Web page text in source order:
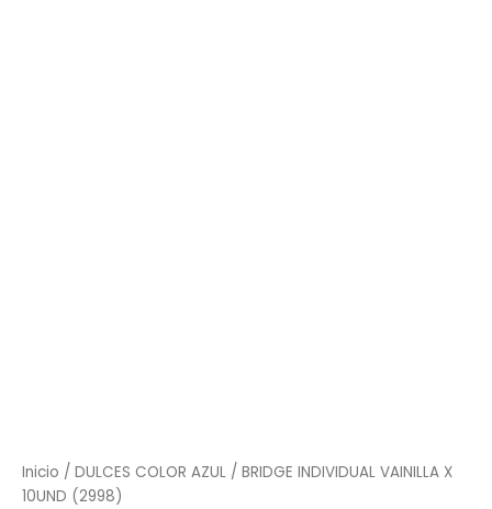
Inicio / DULCES COLOR AZUL / BRIDGE INDIVIDUAL VAINILLA X
10UND (2998)